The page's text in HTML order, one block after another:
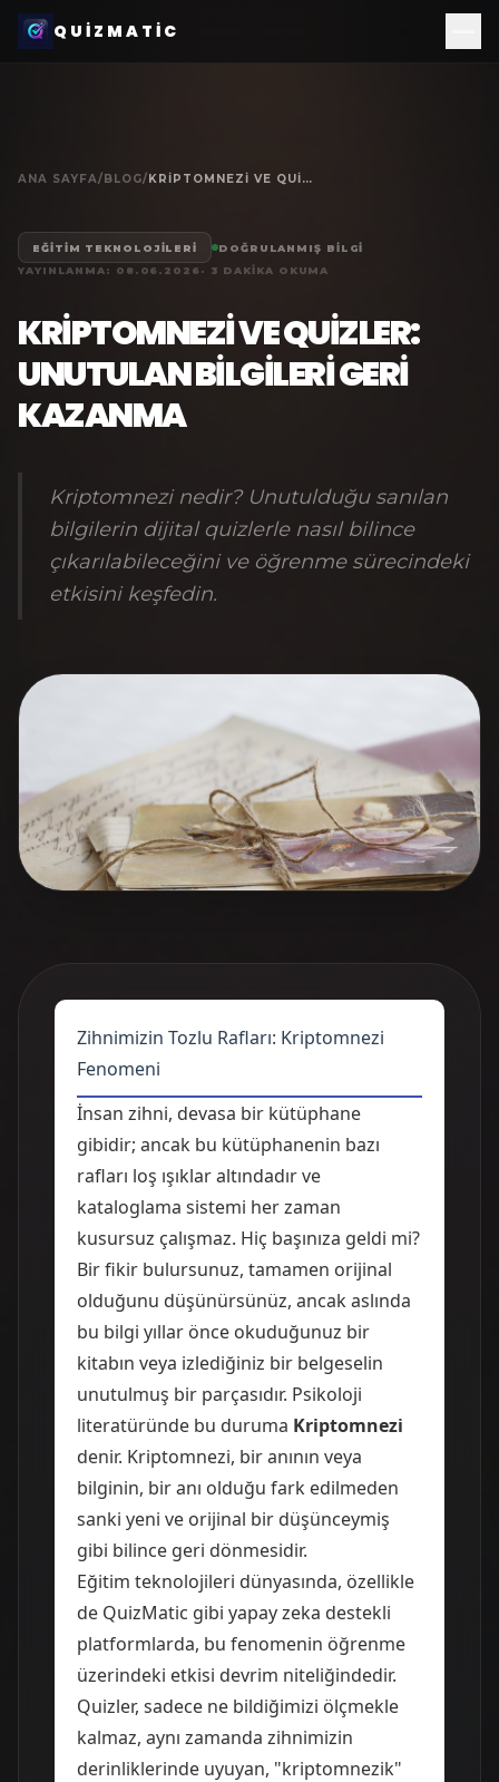
QUIZMATIC
ANA SAYFA/BLOG/ KRIPTOMNEZI VE QUIZLER: UNUTULAN BILGILERI GERI KAZANMA
EĞITIM TEKNOLOJILERI
DOĞRULANMIŞ BILGI
YAYINLANMA:
08.06.2026 · 3 DAKIKA OKUMA
KRIPTOMNEZI VE QUIZLER:
UNUTULAN BILGILERI GERI
KAZANMA
Kriptomnezi nedir? Unutulduğu sanılan
bilgilerin dijital quizlerle nasıl bilince
çıkarılabileceğini ve öğrenme sürecindeki
etkisini keşfedin.
Zihnimizin Tozlu Rafları: Kriptomnezi
Fenomeni
İnsan zihni, devasa bir kütüphane
gibidir; ancak bu kütüphanenin bazı
rafları loş ışıklar altındadır ve
kataloglama sistemi her zaman
kusursuz çalışmaz. Hiç başınıza geldi mi?
Bir fikir bulursunuz, tamamen orijinal
olduğunu düşünürsünüz, ancak aslında
bu bilgi yıllar önce okuduğunuz bir
kitabın veya izlediğiniz bir belgeselin
unutulmuş bir parçasıdır. Psikoloji
literatüründe bu duruma Kriptomnezi
denir. Kriptomnezi, bir anının veya
bilginin, bir anı olduğu fark edilmeden
sanki yeni ve orijinal bir düşünceymiş
gibi bilince geri dönmesidir.
Eğitim teknolojileri dünyasında, özellikle
de QuizMatic gibi yapay zeka destekli
platformlarda, bu fenomenin öğrenme
üzerindeki etkisi devrim niteliğindedir.
Quizler, sadece ne bildiğimizi ölçmekle
kalmaz, aynı zamanda zihnimizin
derinliklerinde uyuyan, "kriptomnezik"